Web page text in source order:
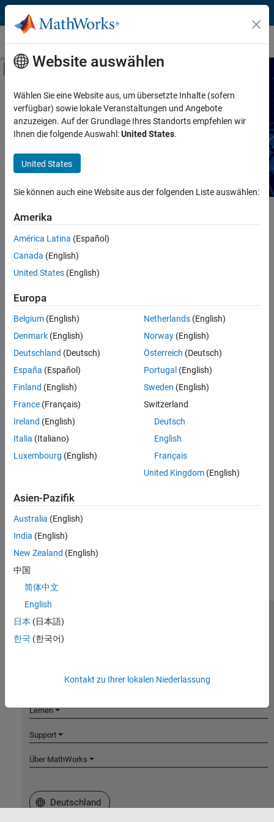
Weiter zum Inhalt
Technische Artikel
Umschaltung für Off-Canvas-
Einsatzgebiet
Produkt
Anwendung
Suche nach technischen Artikeln
Lesen Sie Artikel über MATLAB und Simulink-Workflows,
Hauptinhalt
Suche
Website auswählen
Wählen Sie eine Website aus, um übersetzte Inhalte (sofern
verfügbar) sowie lokale Veranstaltungen und Angebote
anzuzeigen. Auf der Grundlage Ihres Standorts empfehlen wir
Ihnen die folgende Auswahl:United States.
United States
Sie können auch eine Website aus der folgenden Liste auswählen:
Amerika
América Latina (Español)
Canada (English)
United States (English)
Europa
Belgium (English)
Denmark (English)
Deutschland (Deutsch)
España (Español)
Finland (English)
France (Français)
Ireland (English)
Italia (Italiano)
Luxembourg (English)
Netherlands(English)
Norway(English)
Österreich (Deutsch)
Portugal (English)
Sweden (English)
Switzerland
Deutsch
English
Français
United Kingdom(English)
Asien-Pazifik
Australia (English)
India (English)
New Zealand (English)
中国
简体中文
English
日本 (日本語)
한국 (한국어)
Kontakt zu Ihrer lokalen Niederlassung
MathWorks
Accelerating the pace of engineering and science
Lernen
Support
Über MathWorks
Website auswählen
Deutschland